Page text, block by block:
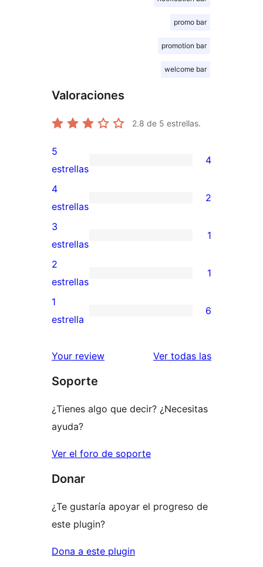
promo bar
promotion bar
welcome bar
Valoraciones
2.8 de 5 estrellas.
4
valoraciones
de
5
estrellas
5
estrellas
4
2
valoraciones
de
4
estrellas
4
estrellas
2
1
valoración
de
3
estrellas
3
estrellas
1
1
valoración
de
estrellas
2
estrellas
1
6
de
estrellas
1
estrella
6
Your review Ver todas las
Soporte
¿Tienes algo que decir? ¿Necesitas
ayuda?
Ver el foro de soporte
Donar
¿Te gustaría apoyar el progreso de
este plugin?
Dona a este plugin